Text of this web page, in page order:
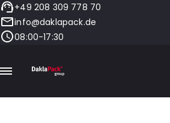
+49 208 309 778 70
info@daklapack.de
08:00-17:30